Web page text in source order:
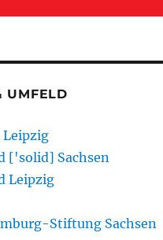
UMFELD
Leipzig
['solid] Sachsen
Leipzig
Stiftung Sachsen